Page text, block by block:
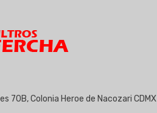
70B, Colonia Heroe de Nacozari CDMX